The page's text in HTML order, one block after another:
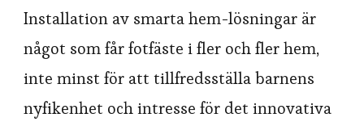
Installation av smarta hem-lösningar är
något som får fotfäste i fler och fler hem,
inte minst för att tillfredsställa barnens
nyfikenhet och intresse för det innovativa